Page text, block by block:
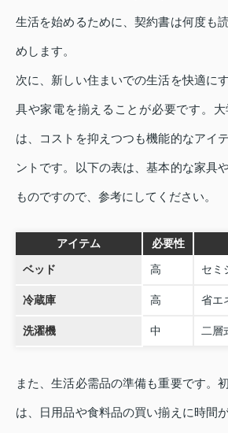
生活を始めるために、契約書は何度も
めします。
次に、新しい住まいでの生活を快適に
具や家電を揃えることが必要です。
は、コストを抑えつつも機能的なアイ
ントです。以下の表は、基本的な家具
ものですので、参考にしてください。
アイテム 必要性
ベッド 高 セミ
冷蔵庫 高 省エ
洗濯機 中 二層
また、生活必需品の準備も重要です。
は、日用品や食料品の買い揃えに時間